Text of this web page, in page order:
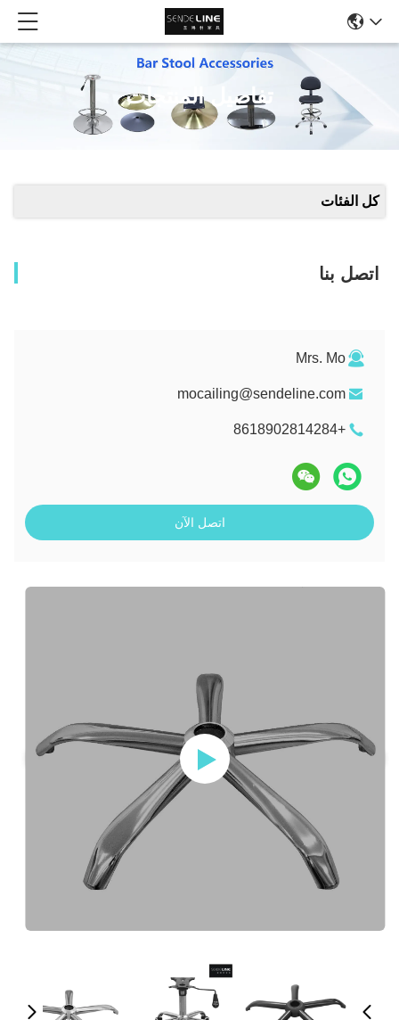
تفاصيل المنتجات
كل الفئات
اتصل بنا
Mrs. Mo
mocailing@sendeline.com
+8618902814284
اتصل الآن